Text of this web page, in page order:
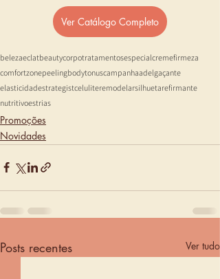
Ver Catálogo Completo
belezaeclatbeautycorpotratamentosespecialcremefirmeza
comfortzonepeelingbodytonuscampanhaadelgaçante
elasticidadestrategistceluliteremodelarsilhuetarefirmante
nutritivoestrias
Promoções
Novidades
Posts recentes Ver tudo